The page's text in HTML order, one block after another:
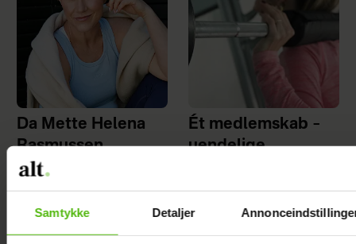
Samtykke Detaljer
Da Mette Helena
Rasmussen
begyndte at sove
dårligt, stoppede
hun med at drikke
alkohol
Ét medlemskab –
uendelige
bevægelse